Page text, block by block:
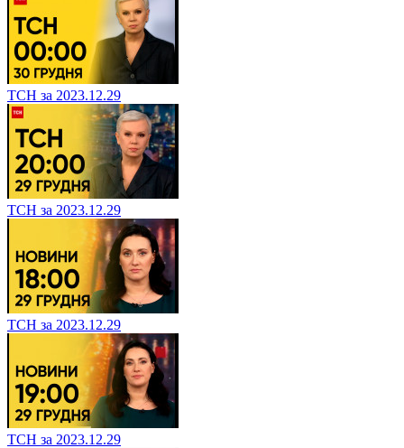
ТСН за 2023.12.29
ТСН за 2023.12.29
ТСН за 2023.12.29
ТСН за 2023.12.29